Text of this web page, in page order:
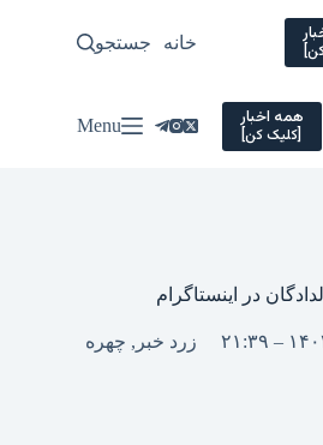
خانه سیاسی
جستجو
همه اخبار
[کلیک کن] Menu
در اینستاگرام
زرد خبر , چهره